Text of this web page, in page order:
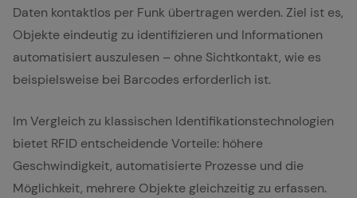
Daten kontaktlos per Funk übertragen werden. Ziel ist es,
Objekte eindeutig zu identifizieren und Informationen
automatisiert auszulesen – ohne Sichtkontakt, wie es
beispielsweise bei Barcodes erforderlich ist.
Im Vergleich zu klassischen Identifikationstechnologien
bietet RFID entscheidende Vorteile: höhere
Geschwindigkeit, automatisierte Prozesse und die
Möglichkeit, mehrere Objekte gleichzeitig zu erfassen.